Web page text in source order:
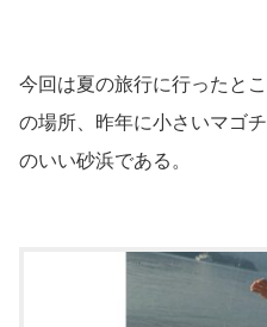
今回は夏の旅行に行ったと
の場所、昨年に小さいマゴ
のいい砂浜である。